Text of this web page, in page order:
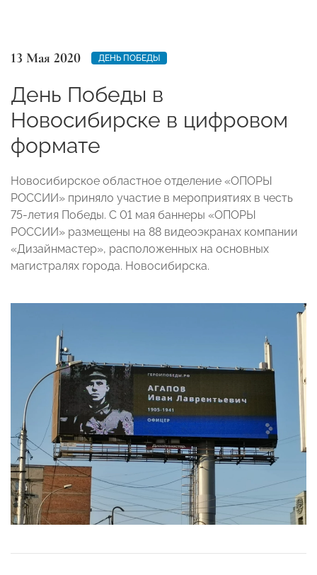
13 Мая 2020 ДЕНЬ ПОБЕДЫ
День Победы в
Новосибирске в цифровом
формате
Новосибирское областное отделение «ОПОРЫ
РОССИИ» приняло участие в мероприятиях в честь
75-летия Победы. С 01 мая баннеры «ОПОРЫ
РОССИИ» размещены на 88 видеоэкранах компании
«Дизайнмастер», расположенных на основных
магистралях города. Новосибирска.